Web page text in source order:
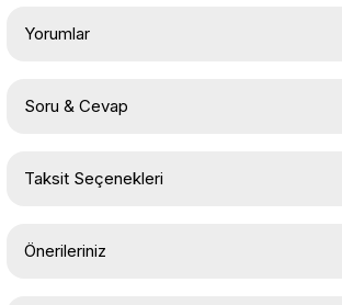
Yorumlar
Soru & Cevap
Taksit Seçenekleri
Önerileriniz